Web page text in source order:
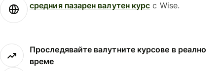
средния пазарен валутен курс с Wise.
Проследявайте валутните курсове в реално
време